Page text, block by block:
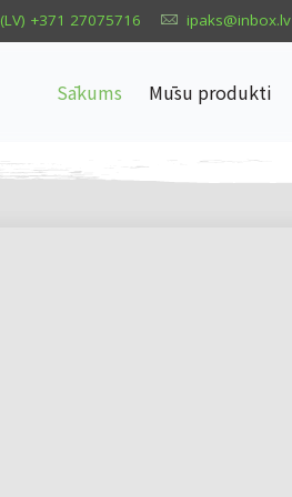
(LV) +371 27075716 ipaks@inbox.lv
Sākums Mūsu produkti